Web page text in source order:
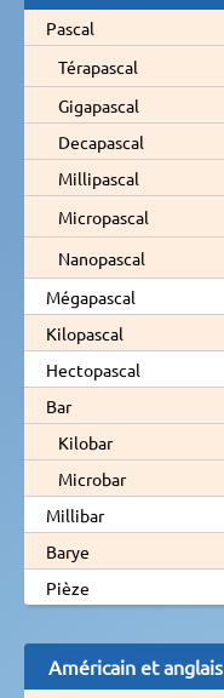
Pascal
Térapascal
Gigapascal
Decapascal
Millipascal
Micropascal
Nanopascal
Mégapascal
Kilopascal
Hectopascal
Bar
Kilobar
Microbar
Millibar
Barye
Pièze
Américain et anglais